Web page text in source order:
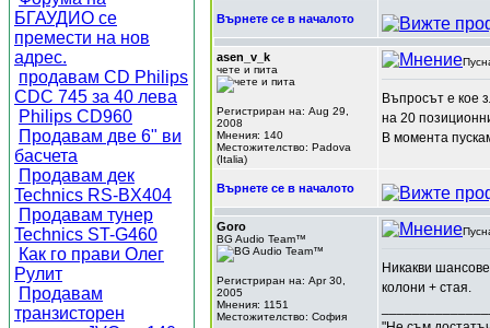
БГАУДИО се
премести на нов
адрес.
продавам CD Philips
CDC 745 за 40 лева
Philips CD960
Продавам две 6" ви
басчета
Продавам дек
Technics RS-BX404
Продавам тунер
Technics ST-G460
Как го прави Олег
Рулит
Продавам
транзисторен
Върнете се в началото
asen_v_k
чете и пита
Регистриран на: Aug 29,
2008
Мнения: 140
Местожителство: Padova
(Italia)
Въпросът е кое
на 20
В момента
Върнете се в началото
Goro
BG Audio Team™
Регистриран на: Apr 30,
2005
Мнения: 1151
Местожителство: София
Никакви
колони + стая.